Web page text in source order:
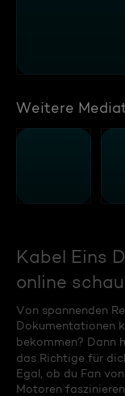
Weitere
Kabel Eins
online
Von spannenden
Dokumentationen
bekommen? Dann
das Richtige für
Egal, ob du Fan
Motoren